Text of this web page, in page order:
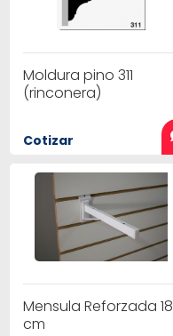
Moldura pino 311
(rinconera)
Cotizar
Mensula Reforzada 18
cm